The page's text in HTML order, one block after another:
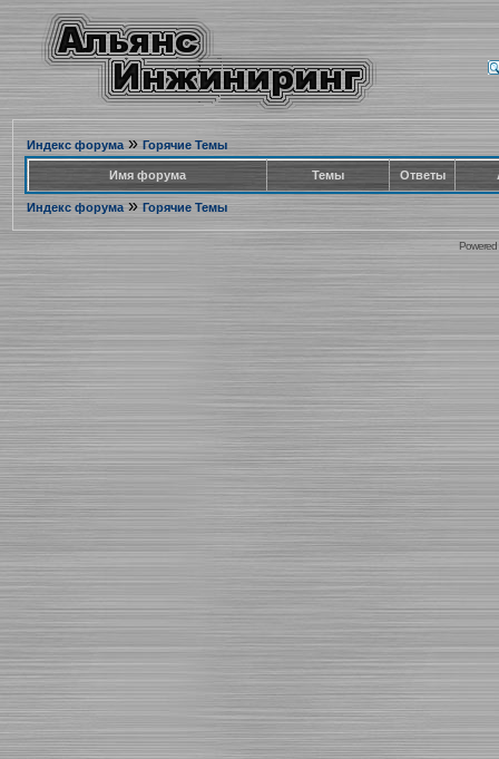
Индекс форума» Горячие Темы
Имя форума Темы Ответы
Индекс форума» Горячие Темы